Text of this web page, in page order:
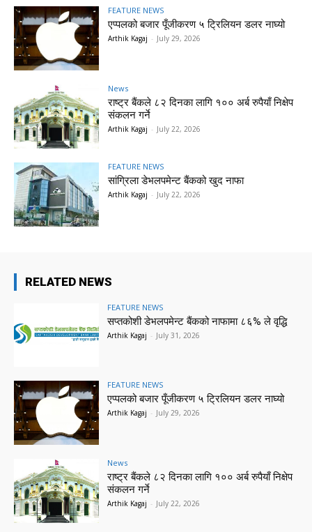
FEATURE NEWS
एप्पलको बजार पूँजीकरण ५ ट्रिलियन डलर नाघ्यो
Arthik Kagaj - July 29, 2026
News
राष्ट्र बैंकले ८२ दिनका लागि १०० अर्ब रुपैयाँ निक्षेप
संकलन गर्ने
Arthik Kagaj - July 22, 2026
FEATURE NEWS
सांग्रिला डेभलपमेन्ट बैंकको खुद नाफा
Arthik Kagaj - July 22, 2026
RELATED NEWS
FEATURE NEWS
सप्तकोशी डेभलपमेन्ट बैंकको नाफामा ८६% ले वृद्धि
Arthik Kagaj - July 31, 2026
FEATURE NEWS
एप्पलको बजार पूँजीकरण ५ ट्रिलियन डलर नाघ्यो
Arthik Kagaj - July 29, 2026
News
राष्ट्र बैंकले ८२ दिनका लागि १०० अर्ब रुपैयाँ निक्षेप
संकलन गर्ने
Arthik Kagaj - July 22, 2026